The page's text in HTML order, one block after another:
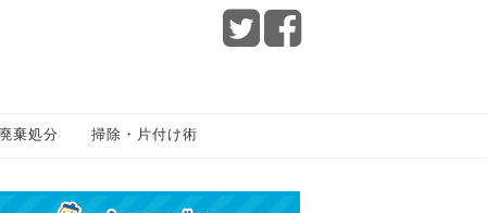
棄処分 掃除・片付け術